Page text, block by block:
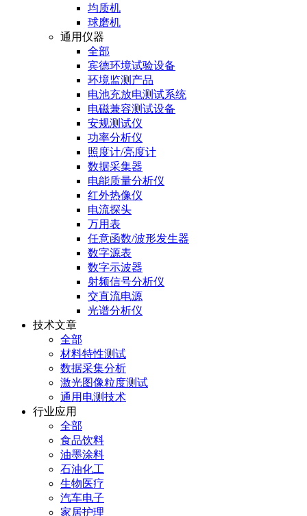
均质机
球磨机
通用仪器
全部
宾德环境试验设备
环境监测产品
电池充放电测试系统
电磁兼容测试设备
安规测试仪
功率分析仪
照度计/亮度计
数据采集器
电能质量分析仪
红外热像仪
电流探头
万用表
任意函数/波形发生器
数字源表
数字示波器
射频信号分析仪
交直流电源
光谱分析仪
技术文章
全部
材料特性测试
数据采集分析
激光图像粒度测试
通用电测技术
行业应用
全部
食品饮料
油墨涂料
石油化工
生物医疗
汽车电子
家居护理